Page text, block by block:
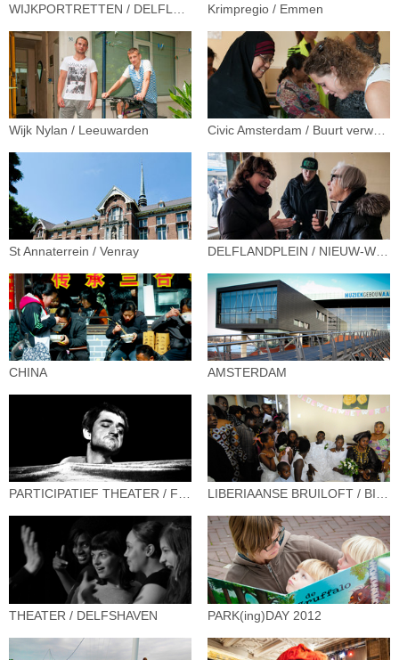
Krimpregio / Emmen
Wijk Nylan / Leeuwarden Civic Amsterdam / Buurt verwendag
St Annaterrein / Venray DELFLANDPLEIN / NIEUW-WEST OPEN
CHINA AMSTERDAM
PARTICIPATIEF THEATER / FORMAAT LIBERIAANSE BRUILOFT / BIJLMER
THEATER / DELFSHAVEN PARK(ing)DAY 2012